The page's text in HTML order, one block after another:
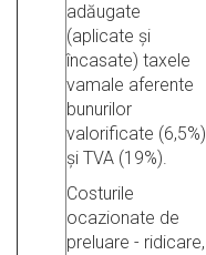
adăugate
(aplicate și
încasate) taxele
vamale aferente
bunurilor
valorificate (6,5%)
și TVA (19%).
Costurile
ocazionate de
preluare - ridicare,